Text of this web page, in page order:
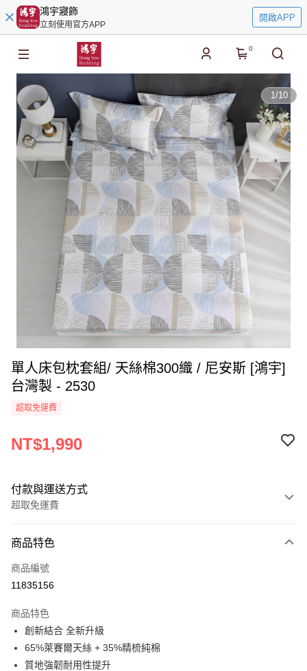
鴻宇寢飾
立刻使用官方APP
開啟APP
0
1/10
單人床包枕套組/ 天絲棉300織 / 尼安斯 [鴻宇]
台灣製 - 2530
超取免運費
NT$1,990
付款與運送方式
超取免運費
信用卡一次付款
超商取貨付款
Apple Pay
悠遊付
商品特色
商品編號
11835156
商品特色
創新結合 全新升級
65%萊賽爾天絲 + 35%精梳純棉
質地強韌耐用性提升